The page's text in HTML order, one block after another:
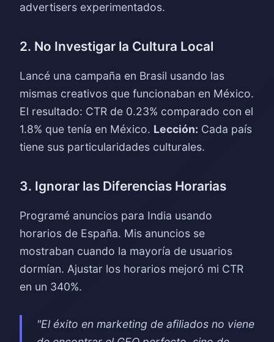
advertisers experimentados.
2. No Investigar la Cultura Local
Lancé una campaña en Brasil usando las
mismas creativos que funcionaban en México.
El resultado: CTR de 0.23% comparado con el
1.8% que tenía en México. Lección: Cada país
tiene sus particularidades culturales.
3. Ignorar las Diferencias Horarias
Programé anuncios para India usando
horarios de España. Mis anuncios se
mostraban cuando la mayoría de usuarios
dormían. Ajustar los horarios mejoró mi CTR
en un 340%.
"El éxito en marketing de afiliados no viene